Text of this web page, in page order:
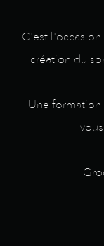
C'est
création du
Une